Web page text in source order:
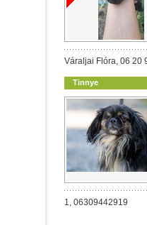
Váraljai Flóra, 06 20
Tinnye
1, 06309442919